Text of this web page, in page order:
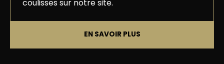
coulisses sur notre site.
EN SAVOIR PLUS